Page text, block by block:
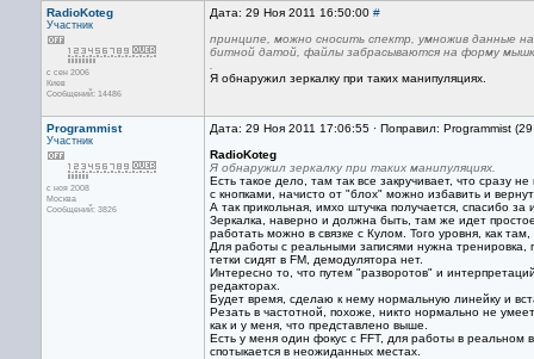
RadioKoteg
Участник
с сен 2006
Киев
Сообщений: 14486
Дата: 29 Ноя 2011 16:50:00 #
принципе, можно сносить спектр, умножив данные
битной датой, файлы забрасываются на форму
Я обнаружил зеркалку при таких манипуляциях.
Programmist
Участник
с ноя 2008
Москва
Сообщений: 3826
Дата: 29 Ноя 2011 17:06:55 · Поправил: Programmist
RadioKoteg
Я обнаружил зеркалку при таких манипуляциях.
Есть такое дело, там так все закручивает, что сразу
с кнопками, начисто от "блох" можно избавить и
А так прикольная, имхо штучка получается, спасибо за
Зеркалка, наверно и должна быть, там же идет
работать можно в связке с Кулом. Того уровня, как
Для работы с реальными записями нужна тренировка,
тетки сидят в FM, демодулятора нет.
Интересно то, что путем "разворотов" и
редакторах.
Будет время, сделаю к нему нормальную линейку и
Резать в частотной, похоже, никто нормально не
как и у меня, что представлено выше.
Есть у меня один фокус с FFT, для работы в
спотыкается в неожиданных местах.